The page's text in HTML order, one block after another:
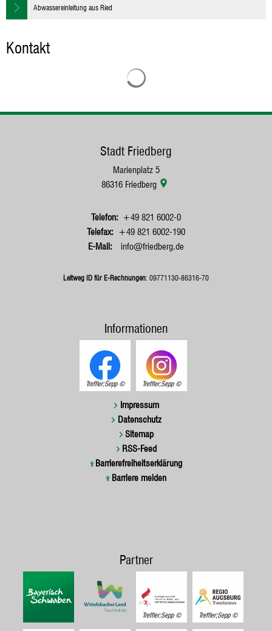
Abwassereinleitung aus Ried
Kontakt
Stadt Friedberg
Marienplatz 5
86316 Friedberg
+49 821 6002-0
+49 821 6002-190
info@friedberg.de
Leitweg ID für E-Rechnungen: 09771130-86316-70
Informationen
Treffler;Sepp Treffler;Sepp
Impressum
Datenschutz
Sitemap
RSS-Feed
Barrierefreiheitserklärung
Barriere melden
Partner
Treffler;Sepp Treffler;Sepp